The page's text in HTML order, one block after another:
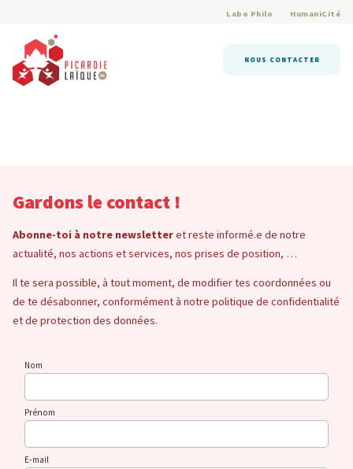
Labo Philo HumaniCité
NOUS CONTACTER
Gardons le contact !
Abonne-toi à notre newsletteret reste informé.e de notre
actualité, nos actions et services, nos prises de position, …
Il te sera possible, à tout moment, de modifier tes coordonnées ou
de te désabonner, conformément à notre politique de confidentialité
et de protection des données.
Nom
Prénom
E-mail